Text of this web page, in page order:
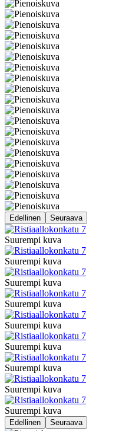
Edellinen Seuraava
Suurempi kuva
Suurempi kuva
Suurempi kuva
Suurempi kuva
Suurempi kuva
Suurempi kuva
Suurempi kuva
Suurempi kuva
Suurempi kuva
Edellinen Seuraava